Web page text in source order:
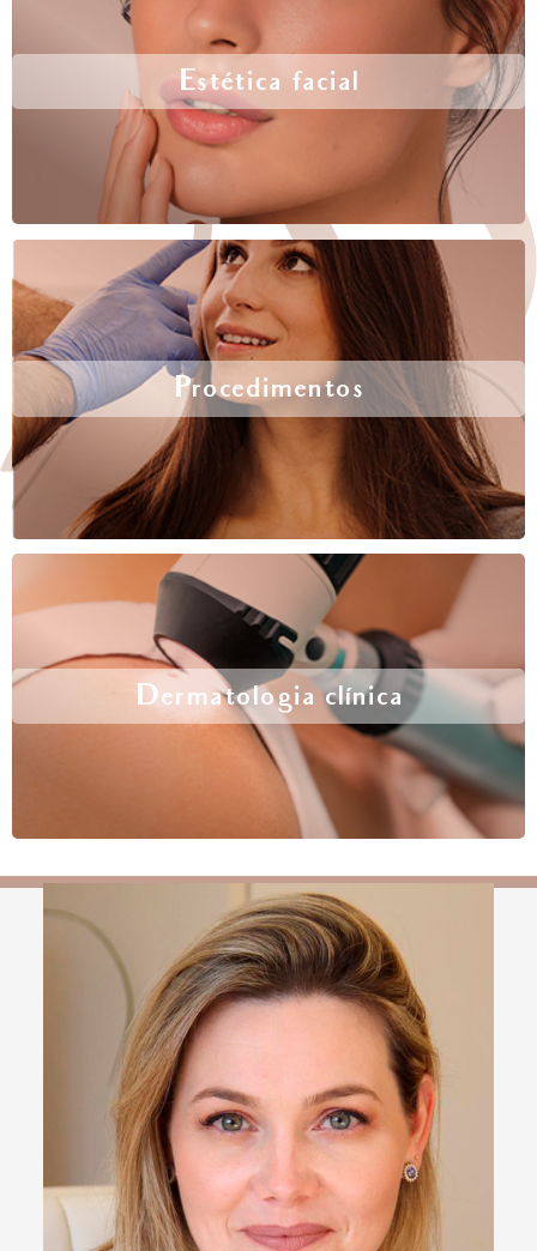
Estética facial
Procedimentos
Dermatologia clínica